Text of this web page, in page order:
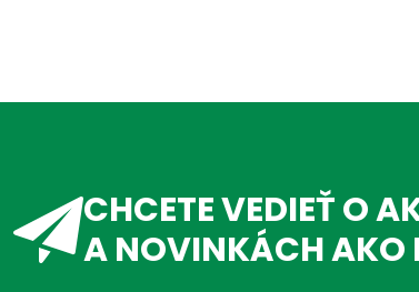
CHCETE VEDIEŤ O
A NOVINKÁCH AKO